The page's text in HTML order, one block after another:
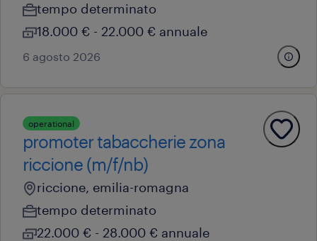
tempo determinato
18.000 € - 22.000 € annuale
6 agosto 2026
operational
promoter tabaccherie zona
riccione (m/f/nb)
riccione, emilia-romagna
tempo determinato
22.000 € - 28.000 € annuale